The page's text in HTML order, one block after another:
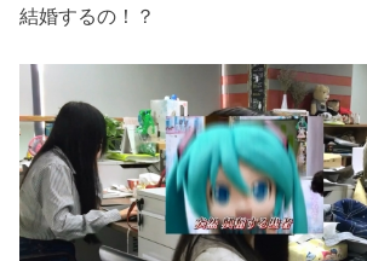
結婚するの！？